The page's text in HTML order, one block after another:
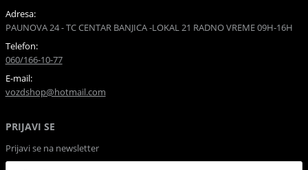
Adresa:
PAUNOVA 24 - TC CENTAR BANJICA -LOKAL 21 RADNO VREME 09H-16H
Telefon:
060/166-10-77
E-mail:
vozdshop@hotmail.com
PRIJAVI SE
Prijavi se na newsletter